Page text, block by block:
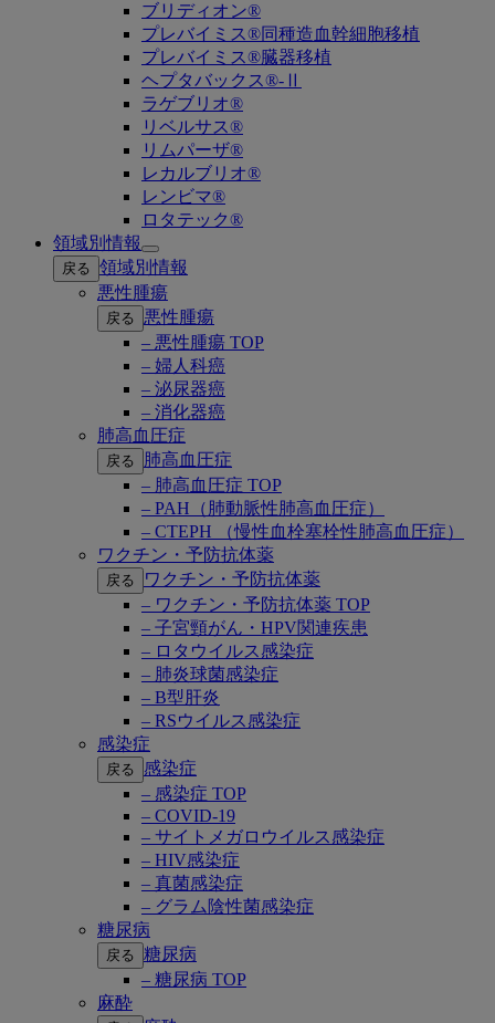
ブリディオン®
プレバイミス®同種造血幹細胞移植
プレバイミス®臓器移植
ヘプタバックス®-Ⅱ
ラゲブリオ®
リベルサス®
リムパーザ®
レカルブリオ®
レンビマ®
ロタテック®
領域別情報
Open
submenu
戻る 領域別情報
悪性腫瘍
戻る
悪性腫瘍
– 悪性腫瘍 TOP
– 婦人科癌
– 泌尿器癌
– 消化器癌
肺高血圧症
戻る
肺高血圧症
– 肺高血圧症 TOP
– PAH（肺動脈性肺高血圧症）
– CTEPH （慢性血栓塞栓性肺高血圧症）
ワクチン・予防抗体薬
戻る
ワクチン・予防抗体薬
– ワクチン・予防抗体薬 TOP
– 子宮頸がん・HPV関連疾患
– ロタウイルス感染症
– 肺炎球菌感染症
– B型肝炎
– RSウイルス感染症
感染症
戻る
感染症
– 感染症 TOP
– COVID-19
– サイトメガロウイルス感染症
– HIV感染症
– 真菌感染症
– グラム陰性菌感染症
糖尿病
戻る 糖尿病
– 糖尿病 TOP
麻酔